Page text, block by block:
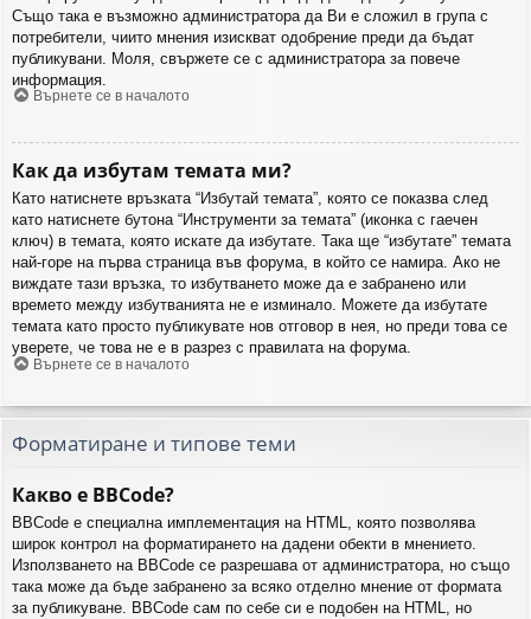
Също така е възможно администратора да Ви е сложил в група с
потребители, чиито мнения изискват одобрение преди да бъдат
публикувани. Моля, свържете се с администратора за повече
информация.
Върнете се в началото
Как да избутам темата ми?
Като натиснете връзката “Избутай темата”, която се показва след
като натиснете бутона “Инструменти за темата” (иконка с гаечен
ключ) в темата, която искате да избутате. Така ще “избутате” темата
най-горе на първа страница във форума, в който се намира. Ако не
виждате тази връзка, то избутването може да е забранено или
времето между избутванията не е изминало. Можете да избутате
темата като просто публикувате нов отговор в нея, но преди това се
уверете, че това не е в разрез с правилата на форума.
Върнете се в началото
Форматиране и типове теми
Какво е BBCode?
BBCode е специална имплементация на HTML, която позволява
широк контрол на форматирането на дадени обекти в мнението.
Използването на BBCode се разрешава от администратора, но също
така може да бъде забранено за всяко отделно мнение от формата
за публикуване. BBCode сам по себе си е подобен на HTML, но